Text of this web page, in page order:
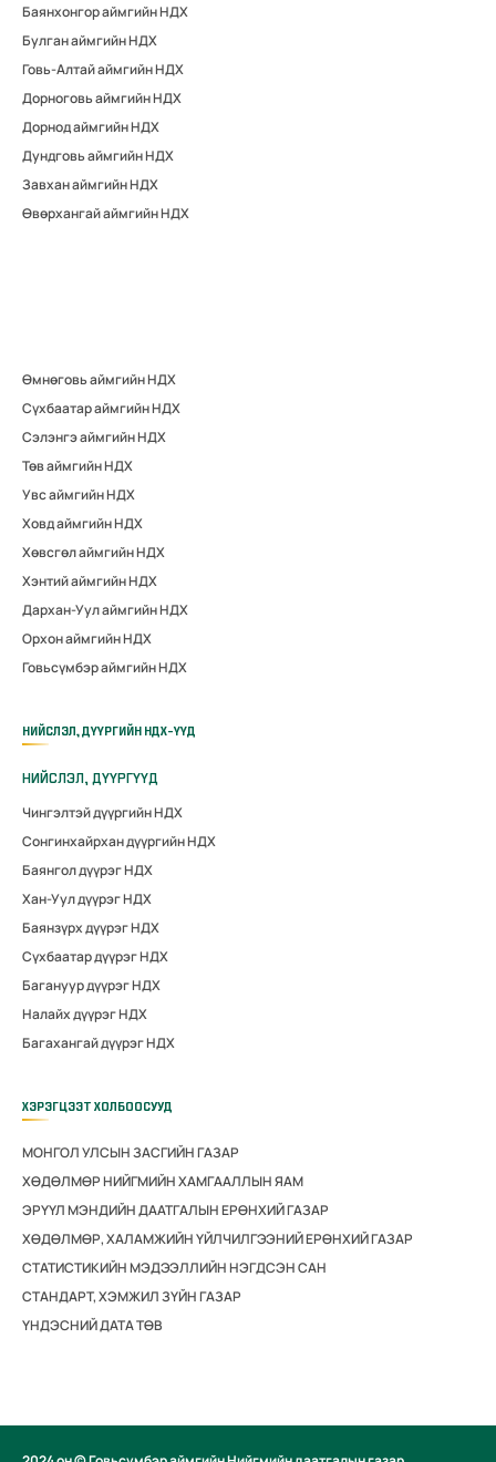
Баянхонгор аймгийн НДХ
Булган аймгийн НДХ
Говь-Алтай аймгийн НДХ
Дорноговь аймгийн НДХ
Дорнод аймгийн НДХ
Дундговь аймгийн НДХ
Завхан аймгийн НДХ
Өвөрхангай аймгийн НДХ
Өмнөговь аймгийн НДХ
Сүхбаатар аймгийн НДХ
Сэлэнгэ аймгийн НДХ
Төв аймгийн НДХ
Увс аймгийн НДХ
Ховд аймгийн НДХ
Хөвсгөл аймгийн НДХ
Хэнтий аймгийн НДХ
Дархан-Уул аймгийн НДХ
Орхон аймгийн НДХ
Говьсүмбэр аймгийн НДХ
НИЙСЛЭЛ, ДҮҮРГИЙН НДХ-ҮҮД
НИЙСЛЭЛ, ДҮҮРГҮҮД
Чингэлтэй дүүргийн НДХ
Сонгинхайрхан дүүргийн НДХ
Баянгол дүүрэг НДХ
Хан-Уул дүүрэг НДХ
Баянзүрх дүүрэг НДХ
Сүхбаатар дүүрэг НДХ
Багануур дүүрэг НДХ
Налайх дүүрэг НДХ
Багахангай дүүрэг НДХ
ХЭРЭГЦЭЭТ ХОЛБООСУУД
МОНГОЛ УЛСЫН ЗАСГИЙН ГАЗАР
ХӨДӨЛМӨР НИЙГМИЙН ХАМГААЛЛЫН ЯАМ
ЭРҮҮЛ МЭНДИЙН ДААТГАЛЫН ЕРӨНХИЙ ГАЗАР
ХӨДӨЛМӨР, ХАЛАМЖИЙН ҮЙЛЧИЛГЭЭНИЙ ЕРӨНХИЙ ГАЗАР
СТАТИСТИКИЙН МЭДЭЭЛЛИЙН НЭГДСЭН САН
СТАНДАРТ, ХЭМЖИЛ ЗҮЙН ГАЗАР
ҮНДЭСНИЙ ДАТА ТӨВ